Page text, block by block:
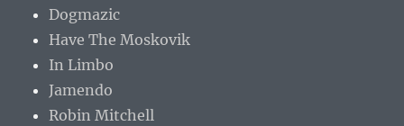
Dogmazic
Have The Moskovik
In Limbo
Jamendo
Robin Mitchell